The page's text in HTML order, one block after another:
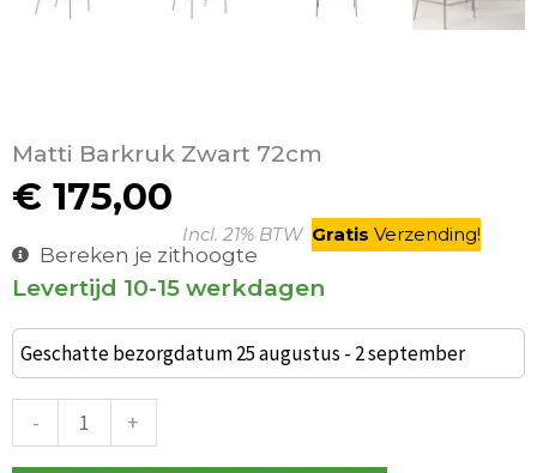
Matti Barkruk Zwart 72cm
€ 175,00
Incl. 21% BTW Gratis Verzending!
Bereken je zithoogte
Levertijd 10-15 werkdagen
Geschatte bezorgdatum 25 augustus - 2 september
-
Barkruk
Zwart
aantal
+